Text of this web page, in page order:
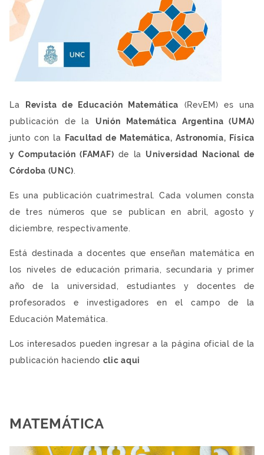
La Revista de Educación Matemática (RevEM) es una
publicación de la Unión Matemática Argentina (UMA)
junto con la
Facultad de Matemática, Astronomía, Física
y Computación (FAMAF) de la Universidad Nacional de
Córdoba (UNC).
Es una publicación cuatrimestral. Cada volumen consta
de tres números que se publican en abril, agosto y
diciembre, respectivamente.
Está destinada a docentes que enseñan matemática en
los niveles de educación primaria, secundaria y primer
año de la universidad, estudiantes y docentes de
profesorados e investigadores en el campo de la
Educación Matemática.
Los interesados pueden ingresar a la página oficial de la
publicación haciendo clic aqui
MATEMÁTICA